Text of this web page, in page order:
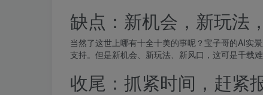
缺点：新机会，新玩法
当然了这世上哪有十全十美的事呢？宝子哥的AI实
支持。但是新机会、新玩法、新风口，这可是千载
收尾：抓紧时间，赶紧